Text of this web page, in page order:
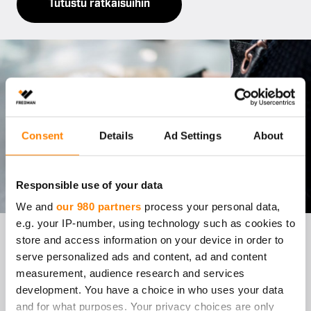
Consent Details Ad Settings About
Responsible use of your data
We and our 980 partners process your personal data,
e.g. your IP-number, using technology such as cookies to
store and access information on your device in order to
serve personalized ads and content, ad and content
measurement, audience research and services
development. You have a choice in who uses your data
and for what purposes. Your privacy choices are only
Tutustu ratkaisuihin
RUOAN PAK­KAUS JA KUL­
JE­TUS
Ruoan kuljetus on taitolaji, jonka oikeaoppista